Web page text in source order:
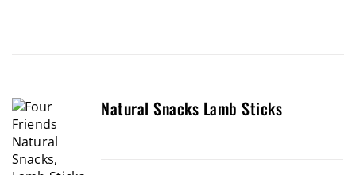
Natural Snacks Lamb Sticks